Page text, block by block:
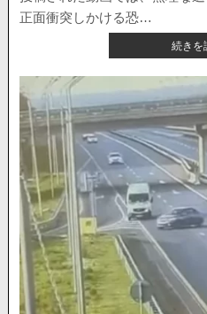
正面衝突しかける恐…
続きを